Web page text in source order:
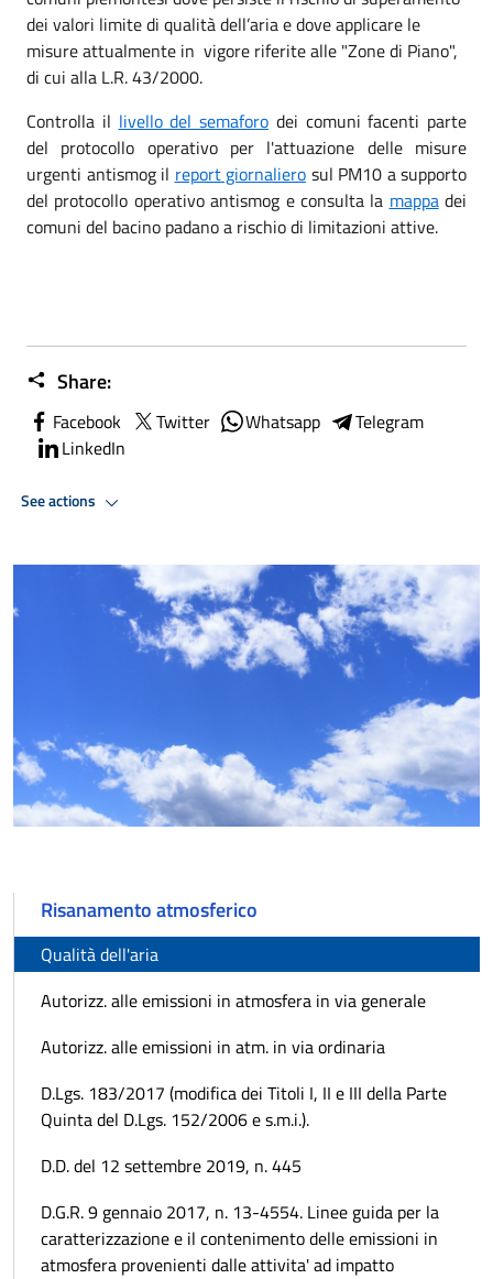
dei valori limite di qualità dell’aria e dove applicare le
misure attualmente in vigore riferite alle "Zone di Piano",
di cui alla L.R. 43/2000.
Controlla il livello del semaforo dei comuni facenti parte
del protocollo operativo per l'attuazione delle misure
urgenti antismog il report giornaliero sul PM10 a supporto
del protocollo operativo antismog e consulta la mappadei
comuni del bacino padano a rischio di limitazioni attive.
Share:
Facebook Twitter Whatsapp
Telegram
LinkedIn
See actions
Risanamento atmosferico
Qualità dell'aria
Autorizz. alle emissioni in atmosfera in via generale
Autorizz. alle emissioni in atm. in via ordinaria
D.Lgs. 183/2017 (modifica dei Titoli I, II e III della Parte
Quinta del D.Lgs. 152/2006 e s.m.i.).
D.D. del 12 settembre 2019, n. 445
D.G.R. 9 gennaio 2017, n. 13-4554. Linee guida per la
caratterizzazione e il contenimento delle emissioni in
atmosfera provenienti dalle attivita' ad impatto